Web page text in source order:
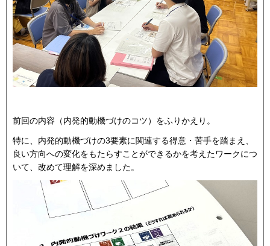
前回の内容（内発的動機づけのコツ）をふりかえり。
特に、内発的動機づけの3要素に関連する得意・苦手を踏まえ、
良い方向への変化をもたらすことができるかを考えたワークにつ
いて、改めて理解を深めました。